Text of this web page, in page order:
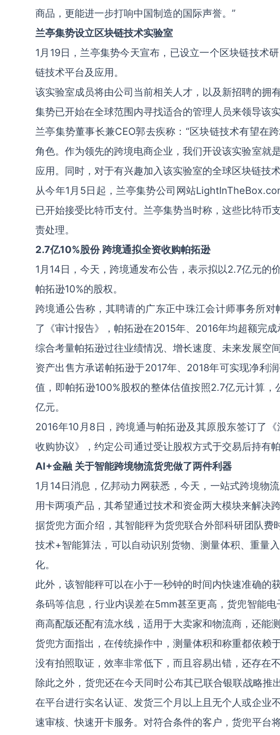
商品，更能进一步打响中国制造的国际声誉。”
兰亭集势设立区块链技术实验室
1月19日，兰亭集势今天宣布，已设立一个区块链技术
链技术平台及应用。
该实验室成员将由公司当前相关人才，以及新招聘的拥
集势已开始在全球范围内寻找适合的管理人员来领导该实
兰亭集势董事长兼CEO郭去疾称：“区块链技术有望在
角色。作为领先的跨境电商企业，我们开设该实验室就
应用。同时，对于有兴趣加入该实验室的全球区块链技
从今年1月5日起，兰亭集势公司网站
已开始接受比特币支付。兰亭集势当时称，这些比特币
责处理。
2.7亿10%股份 跨境通拟全资收购帕拓逊
1月14日，今天，跨境通发布公告，表示拟以2.7亿元的
帕拓逊10%的股权。
跨境通公告称，其聘请的广东正中珠江会计师事务所
了《审计报告》，帕拓逊在2015年、2016年均超额完成
综合考量帕拓逊过往业绩情况、增长速度、未来发展空
资产出售方承诺帕拓逊于2017年、2018年可实现净利
值，即帕拓逊100%股权的整体估值按照2.7亿元计算
亿元。
2016年10月8日，跨境通与帕拓逊及其原股东签订了
收购协议》，约定公司通过受让股权方式于交易后持有
AI+金融 关于智能跨境物流货兜做了两件利器
1月14日消息，亿邦动力网获悉，今天，一站式跨境物
用卡两项产品，其希望通过技术和资金两大模块来解决
据货兜方面介绍，其智能秤为货兜联合外部科研团队
技术+智能算法，可以自动识别货物、测量体积、重量
化。
此外，该智能秤可以在小于一秒钟的时间内快速准确的
条码等信息，行业内误差在5mm甚至更高，货兜智能
商高配版还配有流水线，适用于大卖家和物流商，还能
货兜方面指出，在传统操作中，测量体积和称重都依赖
没有拍照取证，效率非常低下，而且容易出错，还存在不
除此之外，货兜还在今天同时公布其已联合银联战略推
在平台进行实名认证、发货三个月以上且无个人或企业
速审核、快速开卡服务。对符合条件的客户，货兜平台